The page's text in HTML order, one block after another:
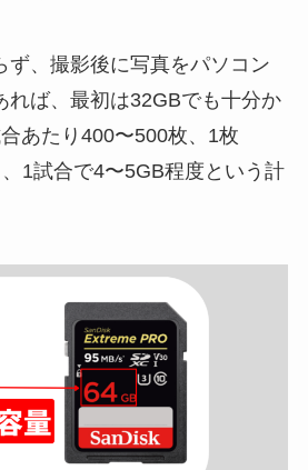
ず、撮影後に写真をパソコン
れば、最初は32GBでも十分か
あたり400〜500枚、1枚
1試合で4〜5GB程度という計